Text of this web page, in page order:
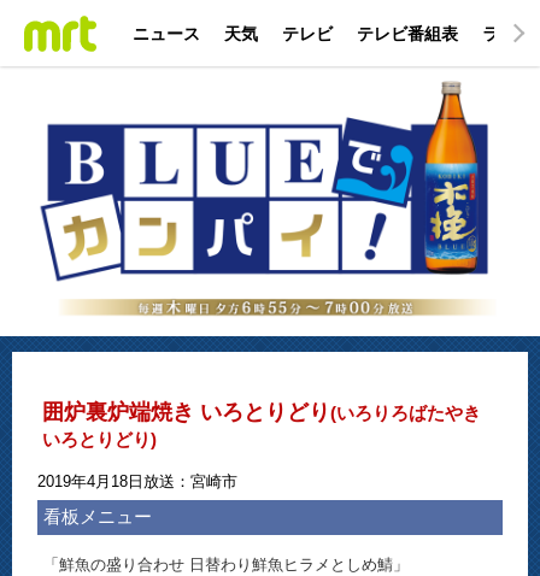
ニュース 天気 テレビ テレビ番組表 ラジオ
囲炉裏炉端焼き いろとりどり(いろりろばたやき
いろとりどり)
2019年4月18日放送：宮崎市
看板メニュー
「鮮魚の盛り合わせ 日替わり鮮魚ヒラメとしめ鯖」